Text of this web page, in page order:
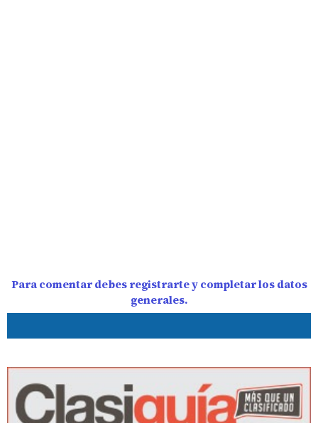
Para comentar debes registrarte y completar los datos
generales.